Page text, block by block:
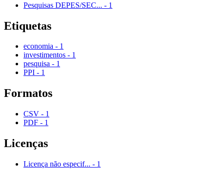
Pesquisas DEPES/SEC... - 1
Etiquetas
economia - 1
investimentos - 1
pesquisa - 1
PPI - 1
Formatos
CSV - 1
PDF - 1
Licenças
Licença não especif... - 1